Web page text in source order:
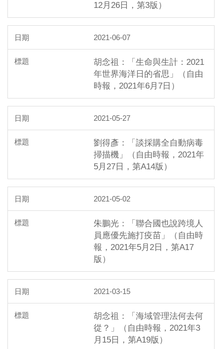
12月26日，第3版）
2021-06-07
胡念祖：「生命與生計：2021
年世界海洋日的省思」（自由
時報，2021年6月7日）
2021-05-27
劉得彥：「談採購全自動病毒
掃描機」（自由時報，2021年
5月27日，第A14版）
2021-05-02
朱鵬光：「聯合國也說跨境人
員應優先施打疫苗」（自由時
報，2021年5月2日，第A17
版）
2021-03-15
胡念祖：「海域管理法何去何
從？」（自由時報，2021年3
月15日，第A19版）